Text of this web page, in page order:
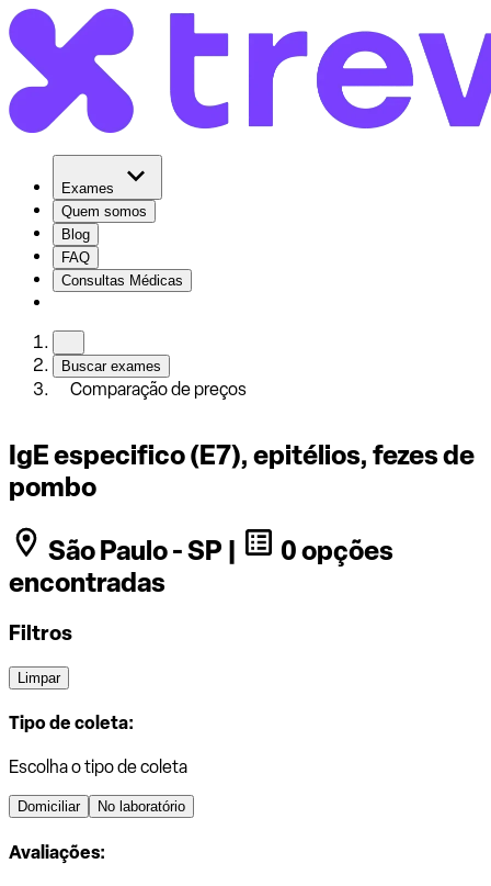
Exames
Quem somos
Blog
FAQ
Consultas Médicas
Buscar exames
Comparação de preços
IgE especifico (E7), epitélios, fezes de
pombo
São Paulo - SP |
0 opções
encontradas
Filtros
Limpar
Tipo de coleta:
Escolha o tipo de coleta
Domiciliar No laboratório
Avaliações: